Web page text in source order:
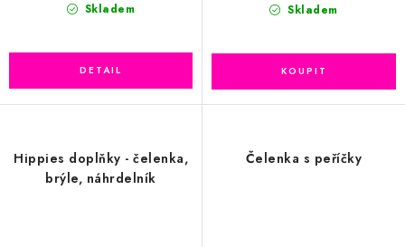
Skladem Skladem
Hippies doplňky - čelenka,
brýle, náhrdelník
Čelenka s peříčky